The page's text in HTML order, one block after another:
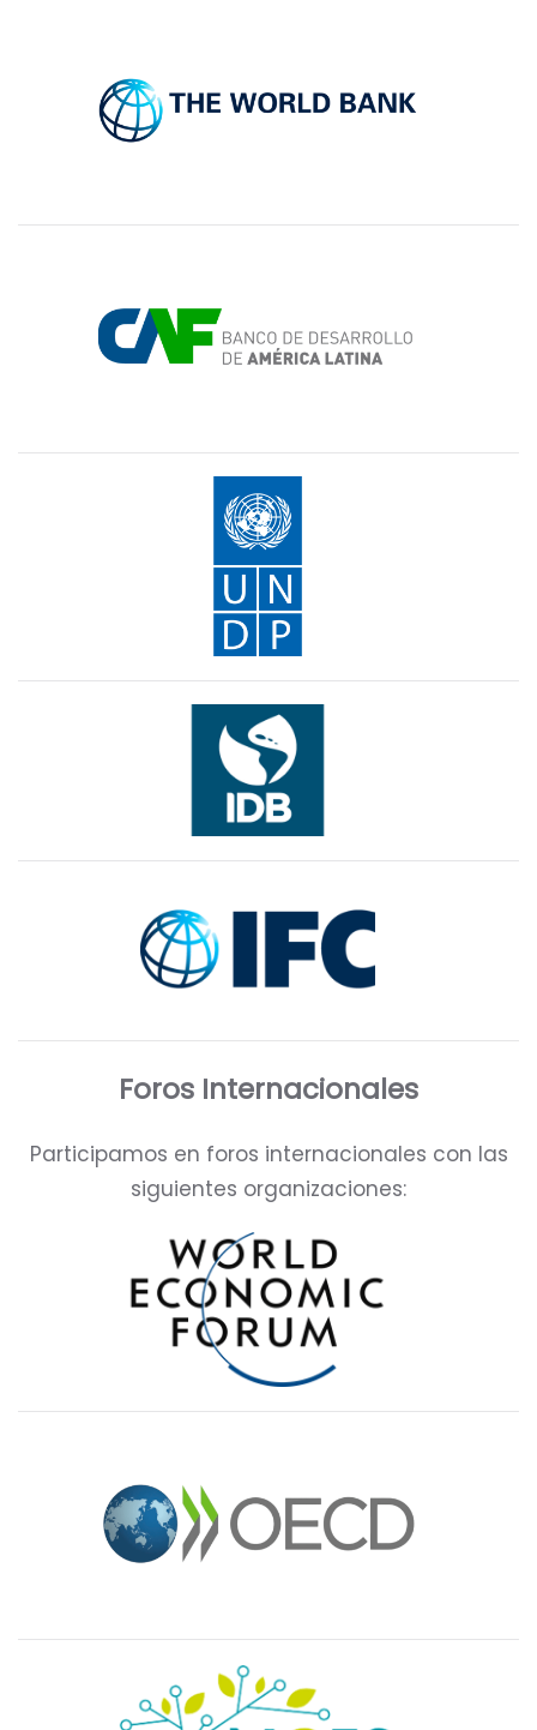
Foros Internacionales
Participamos en foros internacionales con las
siguientes organizaciones: